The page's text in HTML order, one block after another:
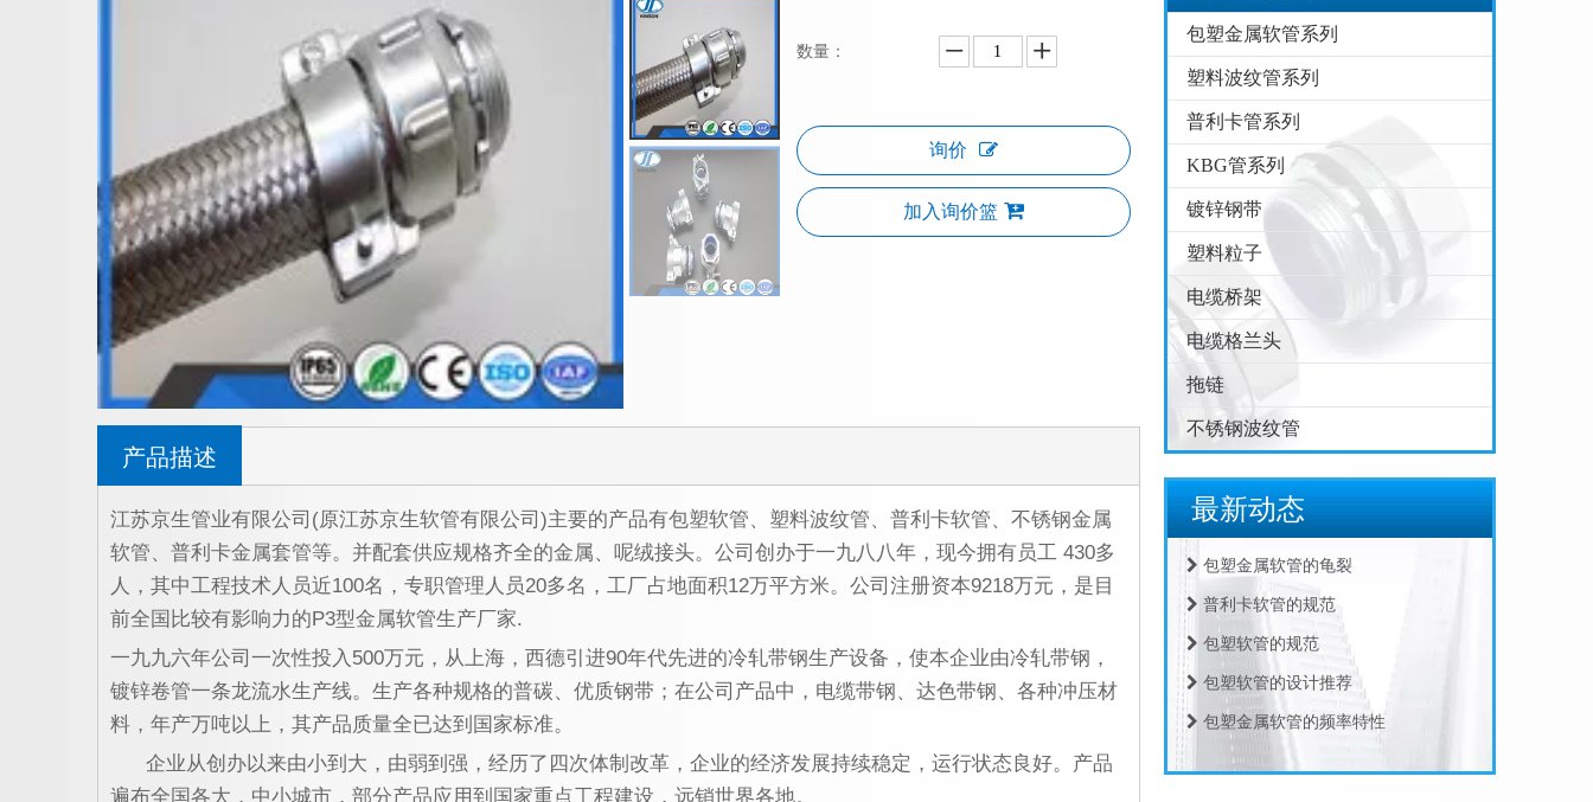
数量：
询价
加入询价篮
产品描述
江苏京生管业有限公司 (原江苏京生软管有限公司 )主要的产品有包塑软管、塑料波纹管、普利卡软管、不锈钢金属
软管、普利卡金属套管等。并配套供应规格齐全的金属、呢绒接头。公司创办于一九八八年，现今拥有员工 430多
人，其中工程技术人员近100名，专职管理人员20多名，工厂占地面积12万平方米。公司注册资本9218万元，是目
前全国比较有影响力的P3型金属软管生产厂家.
一九九六年公司一次性投入 500万元，从上海，西德引进90年代先进的冷轧带钢生产设备，使本企业由冷轧带钢，
镀锌卷管一条龙流水生产线。生产各种规格的普碳、优质钢带；在公司产品中，电缆带钢、达色带钢、各种冲压材
料，年产万吨以上，其产品质量全已达到国家标准。
企业从创办以来由小到大，由弱到强，经历了四次体制改革，企业的经济发展持续稳定，运行状态良好。产品
遍布全国各大，中小城市，部分产品应用到国家重点工程建设，远销世界各地。
包塑金属软管系列
塑料波纹管系列
普利卡管系列
KBG管系列
镀锌钢带
塑料粒子
电缆桥架
电缆格兰头
拖链
不锈钢波纹管
最新动态
包塑金属软管的指数测试
江苏京生管业有限公司危险废物管理制度公司
包塑金属软管的制造工艺
包塑金属软管生产
不锈钢包塑金属软管淬火硬化
复合包塑金属软管材料的二次加工
包塑金属软管的龟裂
普利卡软管的规范
包塑软管的规范
包塑软管的设计推荐
包塑金属软管的频率特性
包塑金属软管的运动方程